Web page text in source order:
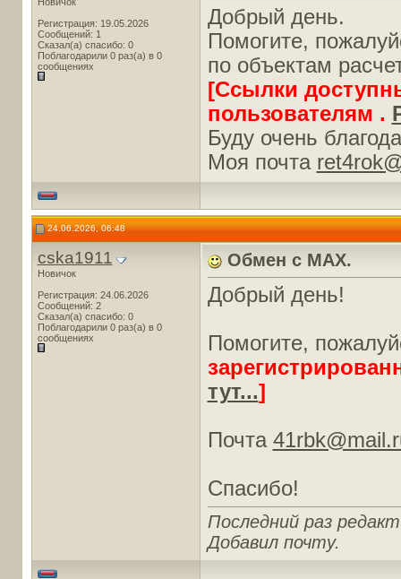
Регистрация: 19.05.2026
Сообщений: 1
Сказал(а) спасибо: 0
Поблагодарили 0 раз(а) в 0
сообщениях
Добрый день.
Помогите,
по объектам
[Ссылки
пользователям .
Буду очень
Моя почта
24.06.2026, 06:48
cska1911
Новичок
Регистрация: 24.06.2026
Сообщений: 2
Сказал(а) спасибо: 0
Поблагодарили 0 раз(а) в 0
сообщениях
Обмен с MAX.
Добрый день!
Помогите,
тут...]
Почта
Спасибо!
Последний раз
Добавил почту.